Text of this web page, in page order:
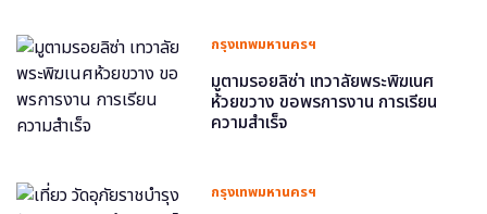
กรุงเทพมหานครฯ
มูตามรอยลิซ่า เทวาลัยพระพิฆเนศ
ห้วยขวาง ขอพรการงาน การเรียน
ความสำเร็จ
กรุงเทพมหานครฯ